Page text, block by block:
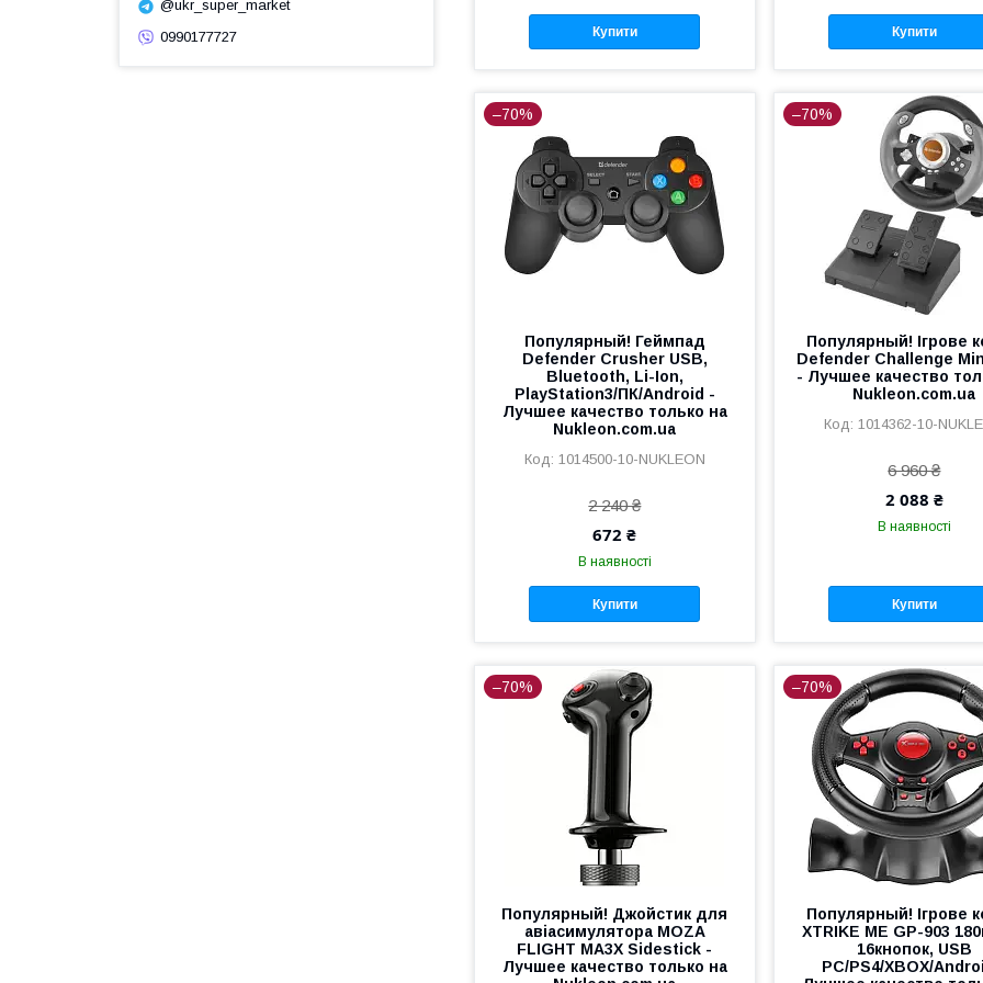
Купити Купити
–70%
Популярный! Геймпад
Defender Crusher USB,
Bluetooth, Li-Ion,
PlayStation3/ПК/Android -
Лучшее качество только на
Nukleon.com.ua
1014500-10-NUKLEON
2 240 ₴
672 ₴
В наявності
Купити
–70%
Популярный! Ігрове
Defender Challenge
- Лучшее качество
Nukleon.com.ua
1014362-10-
6 960 ₴
2 088 ₴
В наявності
Купити
–70%
Популярный! Джойстик для
авіасимулятора MOZA
FLIGHT MA3X Sidestick -
Лучшее качество только на
–70%
Популярный! Ігрове
XTRIKE ME GP-903
16кнопок, USB
PC/PS4/XBOX/
@ukr_super_market
0990177727